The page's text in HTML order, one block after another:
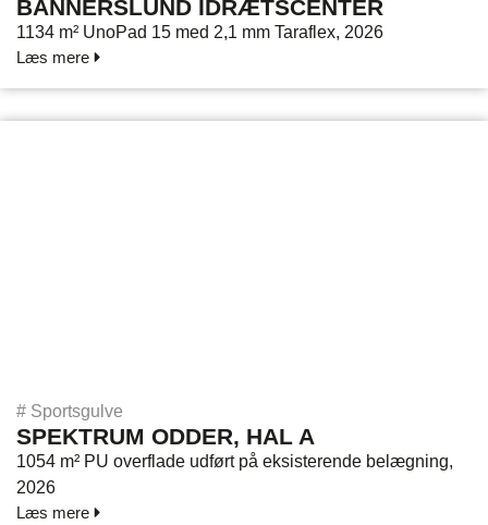
BANNERSLUND IDRÆTSCENTER
1134 m² UnoPad 15 med 2,1 mm Taraflex, 2026
Læs mere
# Sportsgulve
SPEKTRUM ODDER, HAL A
1054 m² PU overflade udført på eksisterende belægning,
2026
Læs mere